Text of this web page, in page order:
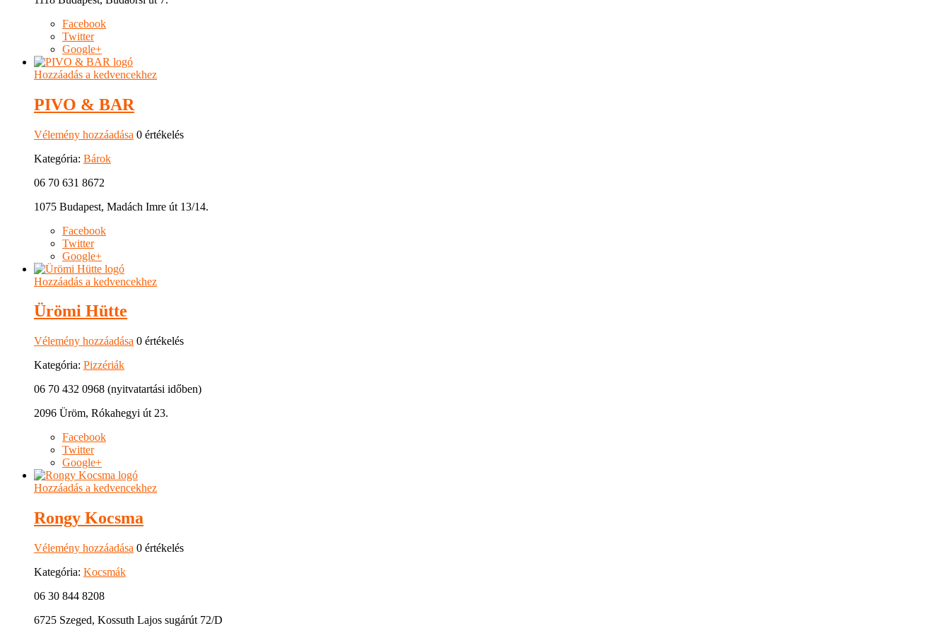
Facebook
Twitter
Google+
Hozzáadás a kedvencekhez
PIVO & BAR
Vélemény hozzáadása 0 értékelés
Kategória: Bárok
06 70 631 8672
1075 Budapest, Madách Imre út 13/14.
Facebook
Twitter
Google+
Hozzáadás a kedvencekhez
Ürömi Hütte
Vélemény hozzáadása 0 értékelés
Kategória: Pizzériák
06 70 432 0968 (nyitvatartási időben)
2096 Üröm, Rókahegyi út 23.
Facebook
Twitter
Google+
Hozzáadás a kedvencekhez
Rongy Kocsma
Vélemény hozzáadása 0 értékelés
Kategória: Kocsmák
06 30 844 8208
6725 Szeged, Kossuth Lajos sugárút 72/D